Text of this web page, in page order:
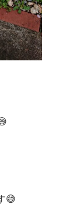
😅